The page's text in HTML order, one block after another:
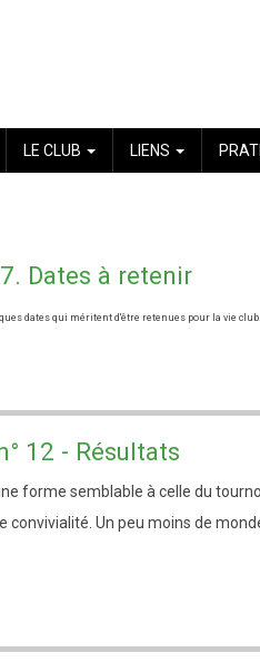
LE CLUB LIENS
Dates à retenir
dates qui méritent d'être retenues pour la vie club.
12 - Résultats
forme semblable à celle du
convivialité. Un peu moins de